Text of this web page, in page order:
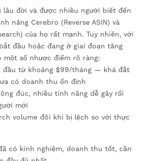
lâu đời và được nhiều người biết đến
năng Cerebro (Reverse ASIN) và
của họ rất mạnh. Tuy nhiên, với
đầu hoặc đang ở giai đoạn tăng
một số nhược điểm rõ ràng:
đầu từ khoảng $99/tháng — khá đắt
có doanh thu ổn định
đúc, nhiều tính năng dễ gây rối
mới
volume đôi khi bị lệch so với thực
có kinh nghiệm, doanh thu tốt, cần